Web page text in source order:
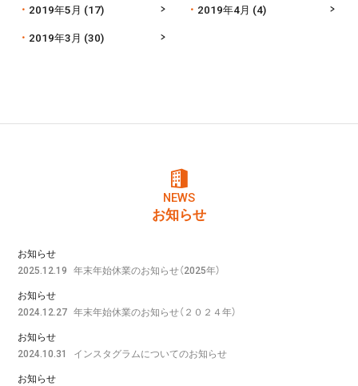
2019年5月 (17) 2019年4月 (4)
2019年3月 (30)
NEWS
お知らせ
2025.12.19
お知らせ
年末年始休業のお知らせ（2025年）
2024.12.27
お知らせ
年末年始休業のお知らせ（２０２４年）
2024.10.31
お知らせ
インスタグラムについてのお知らせ
お知らせ